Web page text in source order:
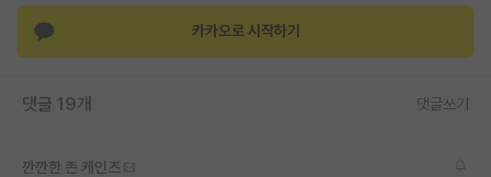
커리어
유학교육
이벤트
카카오로 시작하기
댓글 19개 댓글쓰기
깐깐한 존 케인즈